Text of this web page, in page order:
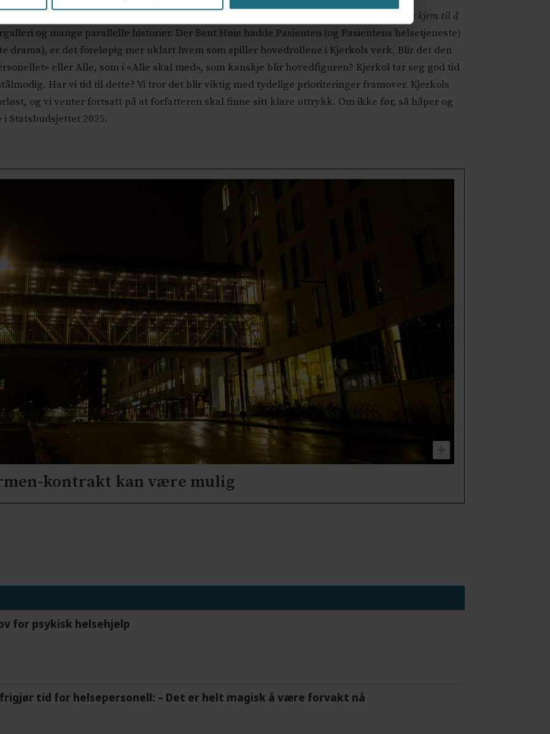
har en liten og konsentrert historie med få aktører, som Han, Hun og Mannen i
Nokon kjem til å
og mange parallelle historier. Der Bent Høie hadde Pasienten (og Pasientens helsetjeneste)
drama), er det foreløpig mer uklart hvem som spiller hovedrollene i Kjerkols verk. Blir det den
eller Alle, som i «Alle skal med», som kanskje blir hovedfiguren? Kjerkol tar seg god tid
Har vi tid til dette? Vi tror det blir viktig med tydelige prioriteringer framover. Kjerkols
og vi venter fortsatt på at forfatteren skal finne sitt klare uttrykk. Om ikke før, så håper og
Statsbudsjettet 2025.
kontrakt kan være mulig
for psykisk helsehjelp
tid for helsepersonell: – Det er helt magisk å være forvakt nå